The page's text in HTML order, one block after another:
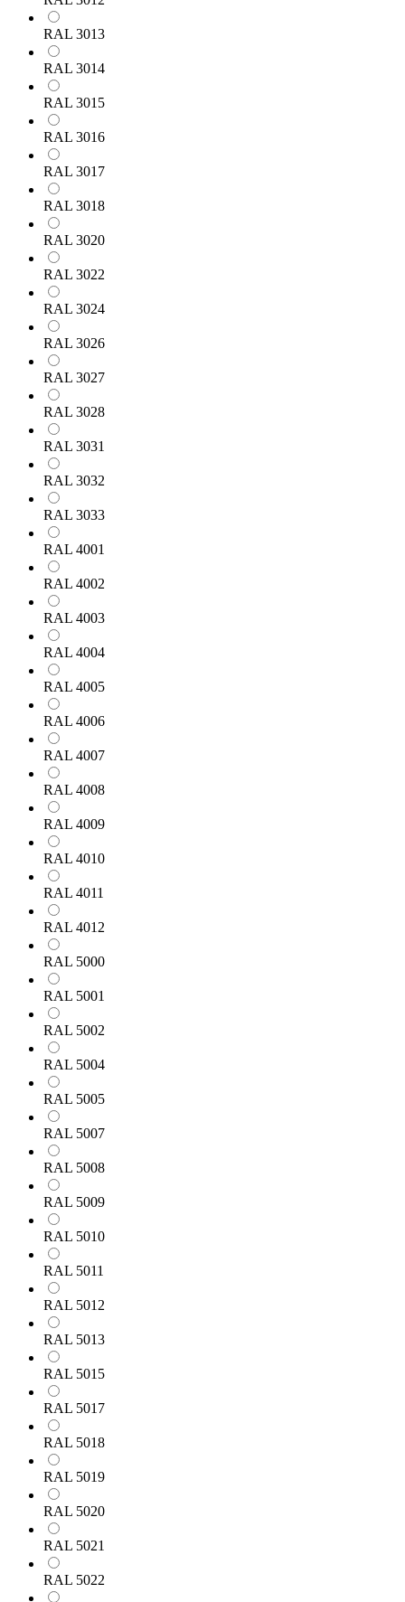
RAL 3013
RAL 3014
RAL 3015
RAL 3016
RAL 3017
RAL 3018
RAL 3020
RAL 3022
RAL 3024
RAL 3026
RAL 3027
RAL 3028
RAL 3031
RAL 3032
RAL 3033
RAL 4001
RAL 4002
RAL 4003
RAL 4004
RAL 4005
RAL 4006
RAL 4007
RAL 4008
RAL 4009
RAL 4010
RAL 4011
RAL 4012
RAL 5000
RAL 5001
RAL 5002
RAL 5004
RAL 5005
RAL 5007
RAL 5008
RAL 5009
RAL 5010
RAL 5011
RAL 5012
RAL 5013
RAL 5015
RAL 5017
RAL 5018
RAL 5019
RAL 5020
RAL 5021
RAL 5022